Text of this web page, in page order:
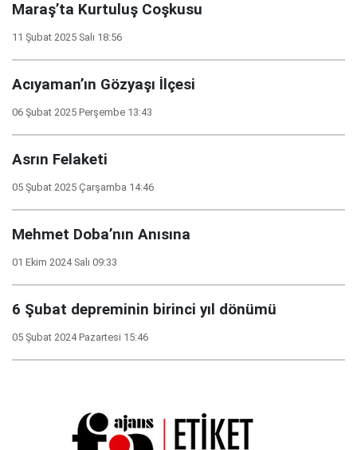
Maraş’ta Kurtuluş Coşkusu
11 Şubat 2025 Salı 18:56
Acıyaman’ın Gözyaşı İlçesi
06 Şubat 2025 Perşembe 13:43
Asrın Felaketi
05 Şubat 2025 Çarşamba 14:46
Mehmet Doba’nın Anısına
01 Ekim 2024 Salı 09:33
6 Şubat depreminin birinci yıl dönümü
05 Şubat 2024 Pazartesi 15:46